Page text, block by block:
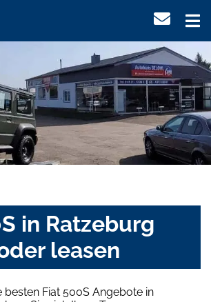
in Ratzeburg
leasen
besten Fiat 500S Angebote in